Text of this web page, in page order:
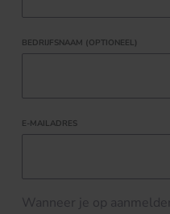
BEDRIJFSNAAM (OPTIONEEL)
E-MAILADRES
Wanneer je op